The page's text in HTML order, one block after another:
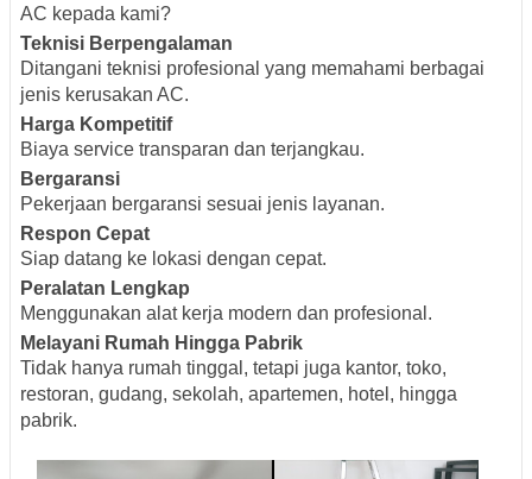
AC kepada kami?
Teknisi Berpengalaman
Ditangani teknisi profesional yang memahami berbagai
jenis kerusakan AC.
Harga Kompetitif
Biaya service transparan dan terjangkau.
Bergaransi
Pekerjaan bergaransi sesuai jenis layanan.
Respon Cepat
Siap datang ke lokasi dengan cepat.
Peralatan Lengkap
Menggunakan alat kerja modern dan profesional.
Melayani Rumah Hingga Pabrik
Tidak hanya rumah tinggal, tetapi juga kantor, toko,
restoran, gudang, sekolah, apartemen, hotel, hingga
pabrik.